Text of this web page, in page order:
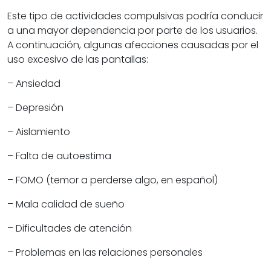
Este tipo de actividades compulsivas podría conducir
a una mayor dependencia por parte de los usuarios.
A continuación, algunas afecciones causadas por el
uso excesivo de las pantallas:
– Ansiedad
– Depresión
– Aislamiento
– Falta de autoestima
– FOMO (temor a perderse algo, en español)
– Mala calidad de sueño
– Dificultades de atención
– Problemas en las relaciones personales